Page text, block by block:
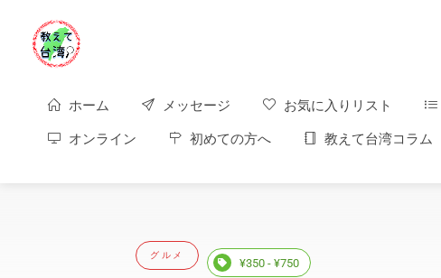
ホーム メッセージ お気に入りリスト
オンライン 初めての方へ 教えて台湾コラム
グルメ
¥350 - ¥750